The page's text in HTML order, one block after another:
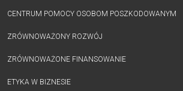
CENTRUM POMOCY OSOBOM POSZKODOWANYM
ZRÓWNOWAŻONY ROZWÓJ
ZRÓWNOWAŻONE FINANSOWANIE
ETYKA W BIZNESIE